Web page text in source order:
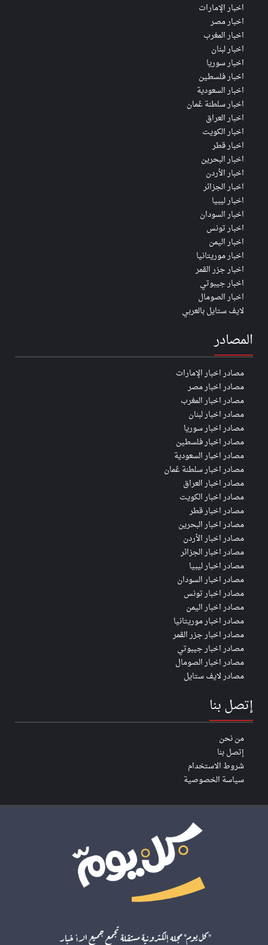
اخبار الإمارات
اخبار مصر
اخبار المغرب
اخبار لبنان
اخبار سوريا
اخبار فلسطين
اخبار السعودية
اخبار سلطنة عُمان
اخبار العراق
اخبار الكويت
اخبار قطر
اخبار البحرين
اخبار الأردن
اخبار الجزائر
اخبار ليبيا
اخبار السودان
اخبار تونس
اخبار اليمن
اخبار موريتانيا
اخبار جزر القمر
اخبار جيبوتي
اخبار الصومال
لايف ستايل بالعربي
المصادر
مصادر اخبار الإمارات
مصادر اخبار مصر
مصادر اخبار المغرب
مصادر اخبار لبنان
مصادر اخبار سوريا
مصادر اخبار فلسطين
مصادر اخبار السعودية
مصادر اخبار سلطنة عُمان
مصادر اخبار العراق
مصادر اخبار الكويت
مصادر اخبار قطر
مصادر اخبار البحرين
مصادر اخبار الأردن
مصادر اخبار الجزائر
مصادر اخبار ليبيا
مصادر اخبار السودان
مصادر اخبار تونس
مصادر اخبار اليمن
مصادر اخبار موريتانيا
مصادر اخبار جزر القمر
مصادر اخبار جيبوتي
مصادر اخبار الصومال
مصادر لايف ستايل
إتصل بنا
من نحن
إتصل بنا
شروط الاستخدام
سياسة الخصوصية